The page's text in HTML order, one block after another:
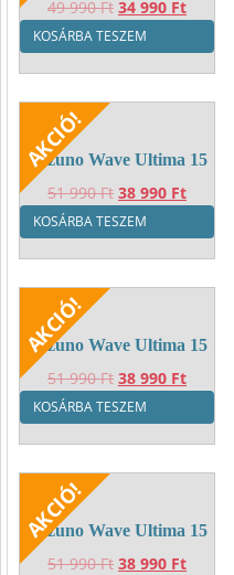
49 990Ft Original
price
was:
990 Ft.
34 990 FtCurrent
is:
990 Ft.
KOSÁRBA TESZEM
Mizuno Wave Ultima 15
51 990Ft Original
price
was:
990 Ft.
38 990 FtCurrent
is:
990 Ft.
KOSÁRBA TESZEM
Mizuno Wave Ultima 15
51 990Ft Original
price
was:
990 Ft.
38 990 FtCurrent
is:
990 Ft.
KOSÁRBA TESZEM
Mizuno Wave Ultima 15
51 990Ft Original
38 990 FtCurrent